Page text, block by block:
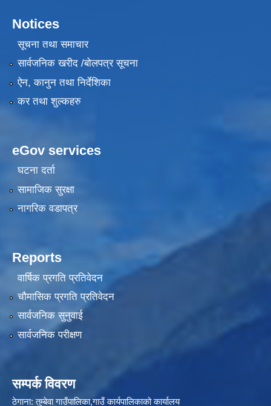
Notices
सूचना तथा समाचार
सार्वजनिक खरीद /बोलपत्र सूचना
ऐन, कानुन तथा निर्देशिका
कर तथा शुल्कहरु
eGov services
घटना दर्ता
सामाजिक सुरक्षा
नागरिक वडापत्र
Reports
वार्षिक प्रगति प्रतिवेदन
चौमासिक प्रगति प्रतिवेदन
सार्वजनिक सुनुवाई
सार्वजनिक परीक्षण
सम्पर्क विवरण
ठेगाना: तुम्बेवा गाउँपालिका,गाउँ कार्यपालिकाको कार्यालय